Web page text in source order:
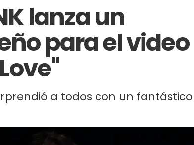
lanza un
para el video
a todos con un fantástico